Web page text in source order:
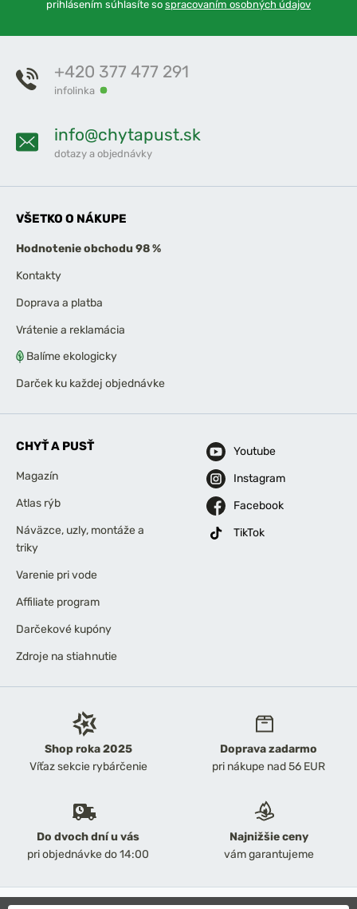
prihlásením súhlasíte so spracovaním osobných údajov
Shop roka 2025
Víťaz sekcie rybárčenie
Doprava zadarmo
pri nákupe nad 56 EUR
Do dvoch dní u vás
pri objednávke do 14:00
Najnižšie ceny
vám garantujeme
+420 377 477 291
infolinka
info@chytapust.sk
dotazy a objednávky
VŠETKO O NÁKUPE
Hodnotenie obchodu 98 %
Kontakty
Doprava a platba
Vrátenie a reklamácia
Balíme ekologicky
Darček ku každej objednávke
CHYŤ A PUSŤ
Magazín
Atlas rýb
Náväzce, uzly, montáže a
triky
Varenie pri vode
Affiliate program
Darčekové kupóny
Zdroje na stiahnutie
Youtube
Instagram
Facebook
TikTok